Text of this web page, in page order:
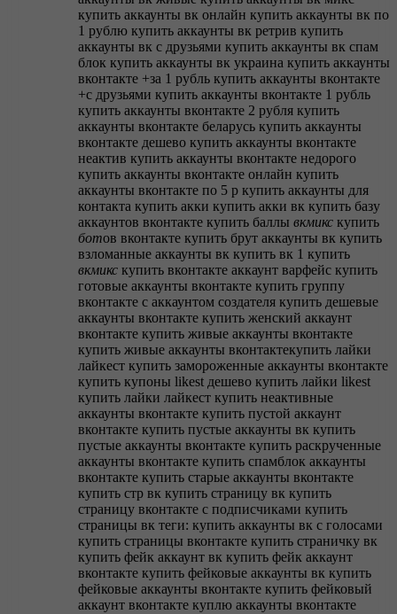
купить аккаунты вк онлайн купить аккаунты вк по
1 рублю купить аккаунты вк ретрив купить
аккаунты вк с друзьями купить аккаунты вк спам
блок купить аккаунты вк украина купить аккаунты
вконтакте +за 1 рубль купить аккаунты вконтакте
+с друзьями купить аккаунты вконтакте 1 рубль
купить аккаунты вконтакте 2 рубля купить
аккаунты вконтакте беларусь купить аккаунты
вконтакте дешево купить аккаунты вконтакте
неактив купить аккаунты вконтакте недорого
купить аккаунты вконтакте онлайн купить
аккаунты вконтакте по 5 р купить аккаунты для
контакта купить акки купить акки вк купить базу
аккаунтов вконтакте купить баллы вкмикс купить
ботов вконтакте купить брут аккаунты вк купить
взломанные аккаунты вк купить вк 1 купить
вкмикс купить вконтакте аккаунт варфейс купить
готовые аккаунты вконтакте купить группу
вконтакте с аккаунтом создателя купить дешевые
аккаунты вконтакте купить женский аккаунт
вконтакте купить живые аккаунты вконтакте
купить живые аккаунты вконтактекупить лайки
лайкест купить замороженные аккаунты вконтакте
купить купоны likest дешево купить лайки likest
купить лайки лайкест купить неактивные
аккаунты вконтакте купить пустой аккаунт
вконтакте купить пустые аккаунты вк купить
пустые аккаунты вконтакте купить раскрученные
аккаунты вконтакте купить спамблок аккаунты
вконтакте купить старые аккаунты вконтакте
купить стр вк купить страницу вк купить
страницу вконтакте с подписчиками купить
страницы вк теги: купить аккаунты вк с голосами
купить страницы вконтакте купить страничку вк
купить фейк аккаунт вк купить фейк аккаунт
вконтакте купить фейковые аккаунты вк купить
фейковые аккаунты вконтакте купить фейковый
аккаунт вконтакте куплю аккаунты вконтакте